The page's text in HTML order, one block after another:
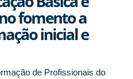
fomento a
inicial e
de Profissionais do